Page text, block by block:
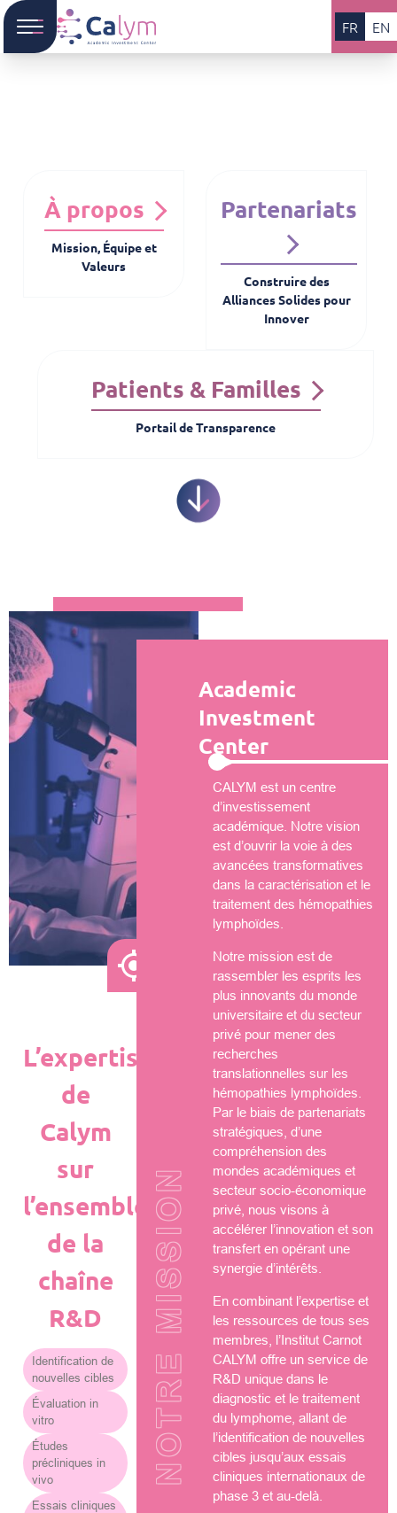
FR EN
À propos
Mission, Équipe et
Valeurs
Partenariats
Construire des
Alliances Solides pour
Innover
Patients & Familles
Portail de Transparence
L’expertise
de
Calym
sur
l’ensemble
de la
chaîne
R&D
Identification de
nouvelles cibles
Évaluation in
vitro
Études
précliniques in
vivo
Essais cliniques
NOTRE MISSION
Academic
Investment
Center
CALYM est un centre
d’investissement
académique. Notre vision
est d’ouvrir la voie à des
avancées transformatives
dans la caractérisation et le
traitement des hémopathies
lymphoïdes.
Notre mission est de
rassembler les esprits les
plus innovants du monde
universitaire et du secteur
privé pour mener des
recherches
translationnelles sur les
hémopathies lymphoïdes.
Par le biais de partenariats
stratégiques, d’une
compréhension des
mondes académiques et
secteur socio-économique
privé, nous visons à
accélérer l’innovation et son
transfert en opérant une
synergie d’intérêts.
En combinant l’expertise et
les ressources de tous ses
membres, l’Institut Carnot
CALYM offre un service de
R&D unique dans le
diagnostic et le traitement
du lymphome, allant de
l’identification de nouvelles
cibles jusqu’aux essais
cliniques internationaux de
phase 3 et au-delà.